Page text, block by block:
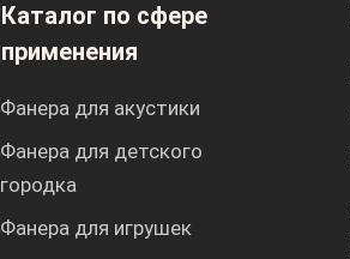
Каталог по сфере
применения
Фанера для акустики
Фанера для детского
городка
Фанера для игрушек